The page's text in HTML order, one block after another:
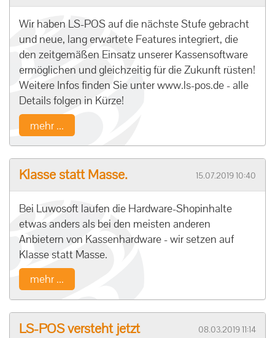
Wir haben LS-POS auf die nächste Stufe gebracht
und neue, lang erwartete Features integriert, die
den zeitgemäßen Einsatz unserer Kassensoftware
ermöglichen und gleichzeitig für die Zukunft rüsten!
Weitere Infos finden Sie unter www.ls-pos.de - alle
Details folgen in Kürze!
mehr ...
Klasse statt Masse. 15.07.2019 10:40
Bei Luwosoft laufen die Hardware-Shopinhalte
etwas anders als bei den meisten anderen
Anbietern von Kassenhardware - wir setzen auf
Klasse statt Masse.
mehr ...
LS-POS versteht jetzt
08.03.2019 11:14